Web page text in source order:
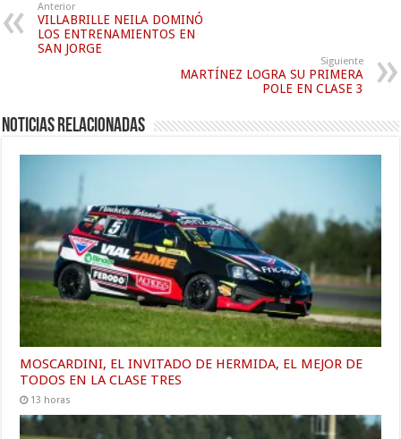
Anterior
VILLABRILLE NEILA DOMINÓ
LOS ENTRENAMIENTOS EN
SAN JORGE
Siguiente
MARTÍNEZ LOGRA SU PRIMERA
POLE EN CLASE 3
Noticias relacionadas
MOSCARDINI, EL INVITADO DE HERMIDA, EL MEJOR DE
TODOS EN LA CLASE TRES
13 horas